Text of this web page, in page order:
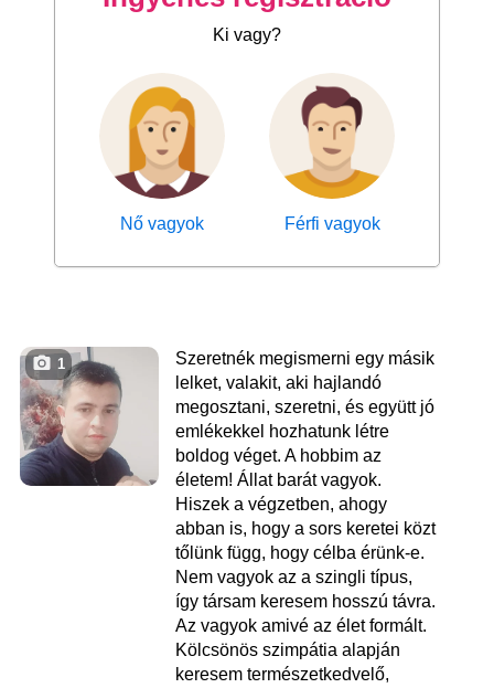
Ki vagy?
Nő vagyok Férfi vagyok
1
Szeretnék megismerni egy másik
lelket, valakit, aki hajlandó
megosztani, szeretni, és együtt jó
emlékekkel hozhatunk létre
boldog véget. A hobbim az
életem! Állat barát vagyok.
Hiszek a végzetben, ahogy
abban is, hogy a sors keretei közt
tőlünk függ, hogy célba érünk-e.
Nem vagyok az a szingli típus,
így társam keresem hosszú távra.
Az vagyok amivé az élet formált.
Kölcsönös szimpátia alapján
keresem természetkedvelő,